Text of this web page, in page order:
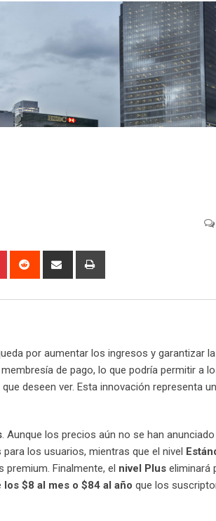
Pinterest Reddit
Share
por aumentar los ingresos y garantizar la
de pago, lo que podría permitir a
deseen ver. Esta innovación representa
. Aunque los precios aún no se han anunciado
los usuarios, mientras que el nivel Está
Finalmente, el nivel Plus eliminará
los $8 al mes o $84 al año que los